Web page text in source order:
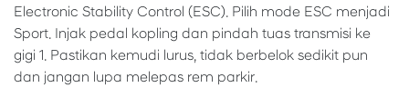
Electronic Stability Control (ESC). Pilih mode ESC menjadi
Sport. Injak pedal kopling dan pindah tuas transmisi ke
gigi 1. Pastikan kemudi lurus, tidak berbelok sedikit pun
dan jangan lupa melepas rem parkir.